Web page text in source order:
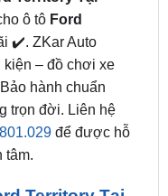
– đồ chơi xe
hành chuẩn
trọn đời. Liên hệ
để được hỗ
tâm.
Territory Tại